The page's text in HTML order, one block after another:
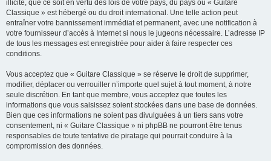
illicite, que ce soit en vertu des lois de votre pays, du pays où « Guitare
Classique » est hébergé ou du droit international. Une telle action peut
entraîner votre bannissement immédiat et permanent, avec une notification à
votre fournisseur d’accès à Internet si nous le jugeons nécessaire. L’adresse IP
de tous les messages est enregistrée pour aider à faire respecter ces
conditions.
Vous acceptez que « Guitare Classique » se réserve le droit de supprimer,
modifier, déplacer ou verrouiller n’importe quel sujet à tout moment, à notre
seule discrétion. En tant que membre, vous acceptez que toutes les
informations que vous saisissez soient stockées dans une base de données.
Bien que ces informations ne soient pas divulguées à un tiers sans votre
consentement, ni « Guitare Classique » ni phpBB ne pourront être tenus
responsables de toute tentative de piratage qui pourrait conduire à la
compromission des données.